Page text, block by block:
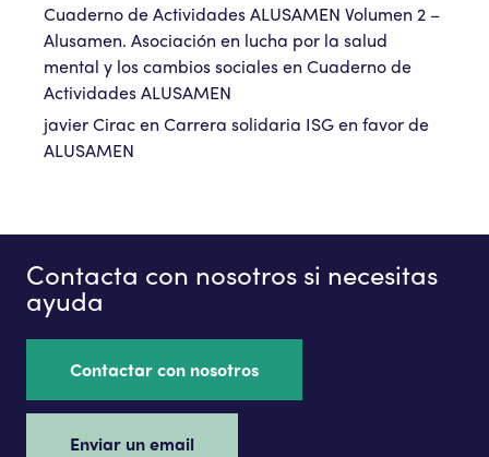
Cuaderno de Actividades ALUSAMEN Volumen 2 –
Alusamen. Asociación en lucha por la salud
mental y los cambios socialesen Cuaderno de
Actividades ALUSAMEN
javier Ciracen Carrera solidaria ISG en favor de
ALUSAMEN
Contacta con nosotros si necesitas
ayuda
Contactar con nosotros
Enviar un email